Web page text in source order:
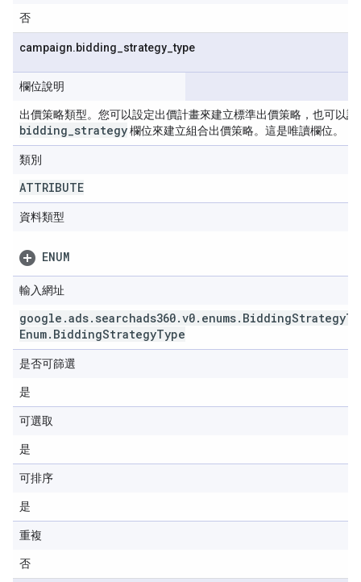
否
campaign.bidding strategy _type
欄位說明
出價策略類型。您可以設定出價計畫來建立標準出價策略，也可以設
bidding strategy欄位來建立組合出價策略。這是唯讀欄位。
類別
ATTRIBUTE
資料類型
ENUM
輸入網址
google .ads. searchads360.v0. enums. BiddingStrategy
Enum. BiddingStrategyType
是否可篩選
是
可選取
是
可排序
是
重複
否